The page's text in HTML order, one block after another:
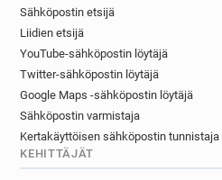
Sähköpostin etsijä
Liidien etsijä
YouTube-sähköpostin löytäjä
Twitter-sähköpostin löytäjä
Google Maps -sähköpostin löytäjä
Sähköpostin varmistaja
Kertakäyttöisen sähköpostin tunnistaja
KEHITTÄJÄT